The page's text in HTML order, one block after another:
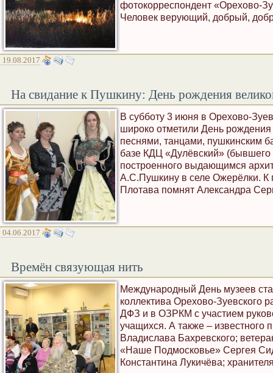
фотокорреспондент «Орехово-
Человек верующий, добрый,
19.08.2017
На свидание к Пушкину: День рождения
В субботу 3 июня в Орехово-
широко отметили День рождения
песнями, танцами, пушкинским
базе КДЦ «Дулёвский» (бывшего
построенного выдающимся
А.С.Пушкину в селе Ожерёлки. К
Плотава помнят Александра
04.06.2017
Времён связующая нить
Международный День музеев
коллектива Орехово-Зуевского
ДФЗ и в ОЗРКМ с участием
учащихся. А также – известного
Владислава Бахревского;
«Наше Подмосковье» Сергея
Константина Лукичёва;